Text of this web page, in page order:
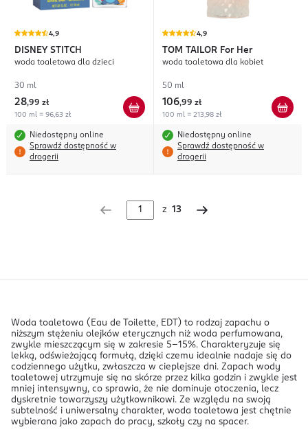
4,9
DISNEY STITCH
woda toaletowa dla dzieci
30 ml
28,99 zł
100 ml = 96,63 zł
Niedostępny online
Sprawdź dostępność w
drogerii
4,9
TOM TAILOR For Her
woda toaletowa dla kobiet
50 ml
106,99 zł
100 ml = 213,98 zł
Niedostępny online
Sprawdź dostępność w
drogerii
z 13
Woda toaletowa (Eau de Toilette, EDT) to rodzaj zapachu o
niższym stężeniu olejków eterycznych niż woda perfumowana,
zwykle mieszczącym się w zakresie 5–15%. Charakteryzuje się
lekką, odświeżającą formułą, dzięki czemu idealnie nadaje się do
codziennego użytku, zwłaszcza w cieplejsze dni. Zapach wody
toaletowej utrzymuje się na skórze przez kilka godzin i zwykle jest
mniej intensywny, co sprawia, że nie dominuje otoczenia, lecz
dyskretnie towarzyszy użytkownikowi. Ze względu na swoją
subtelność i uniwersalny charakter, woda toaletowa jest chętnie
wybierana jako zapach do pracy, szkoły czy na spacer.